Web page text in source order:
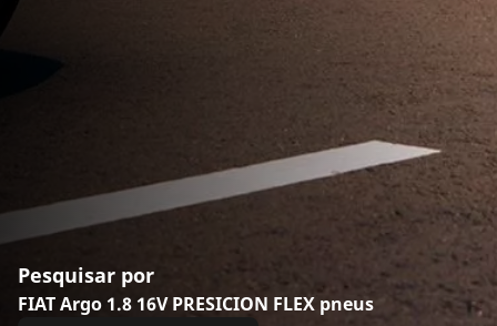
Pesquisar por
FIAT Argo 1.8 16V PRESICION FLEX pneus